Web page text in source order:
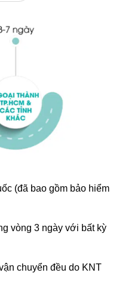
(đã bao gồm bảo hiểm
vòng 3 ngày với bất kỳ
chuyển đều do KNT